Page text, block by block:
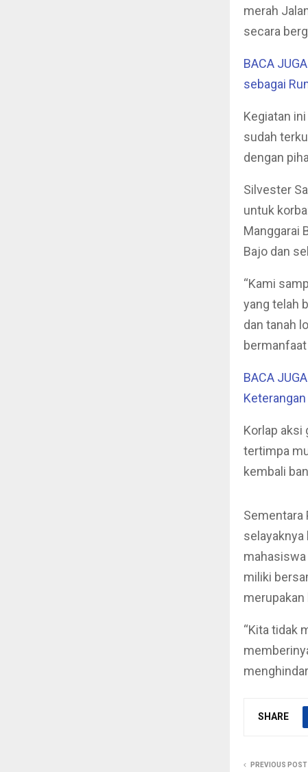
merah
secara
BACA
sebagai
Kegiatan
sudah
dengan
Silvester
untuk
Manggarai
Bajo dan
“Kami
yang telah
dan tanah
bermanfaat
BACA
Keterangan
Korlap aksi
tertimpa
kembali
Sementara
miliki
merupakan
“Kita tidak
SHARE
PREVIOUS POST